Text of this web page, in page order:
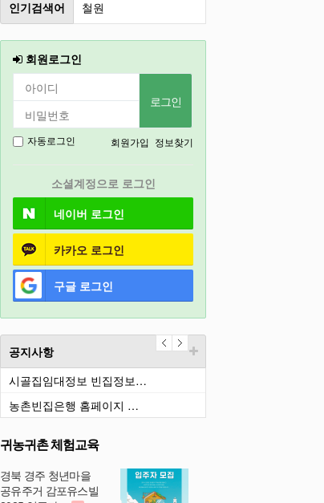
인기검색어
인천
2026
강릉
2027
경기도
철원
회원로그인
자동로그인 회원가입 정보찾기
소셜계정으로 로그인
네이버 로그인
카카오 로그인
구글 로그인
공지사항
시골집임대정보 빈집정보…
농촌빈집은행 홈페이지 …
귀농귀촌 체험교육
경북 경주 청년마을
공유주거 감포유스빌